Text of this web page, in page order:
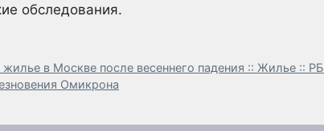
обследования.
жилье в Москве после весеннего падения :: Жилье ::
Омикрона